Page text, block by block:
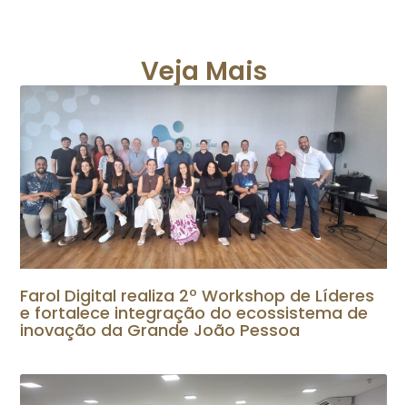
Veja Mais
Farol Digital realiza 2º Workshop de Líderes
e fortalece integração do ecossistema de
inovação da Grande João Pessoa